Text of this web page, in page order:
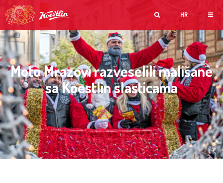
HR
Moto Mrazovi razveselili mališane
sa Koestlin slasticama